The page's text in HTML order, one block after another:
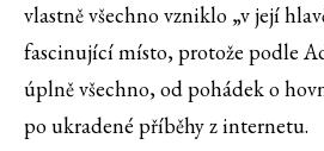
vlastně všechno vzniklo „v její
fascinující místo, protože podle
úplně všechno, od pohádek o
po ukradené příběhy z internetu.